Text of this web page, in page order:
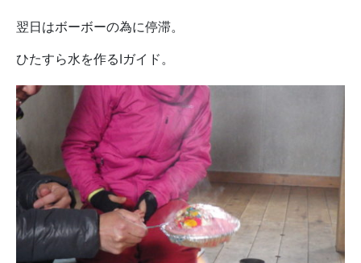
翌日はボーボーの為に停滞。
ひたすら水を作るIガイド。